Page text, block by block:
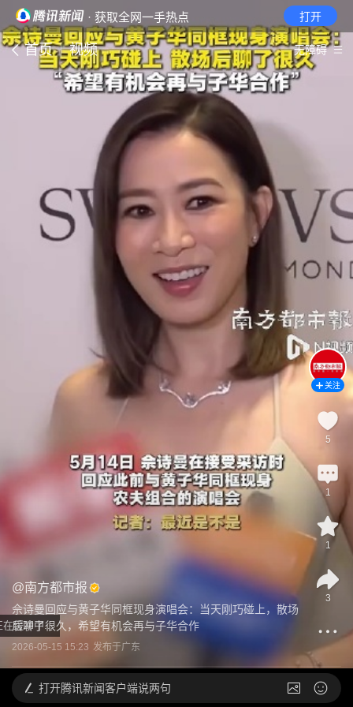
· 获取全网一手热点 打开
首页 视频 无障碍
在缓冲中...
@南方都市报
佘诗曼回应与黄子华同框现身演唱会：当天刚巧碰上，散场
后聊了很久，希望有机会再与子华合作
2026-05-15 15:23 发布于广东
关注
5
1
1
3
打开腾讯新闻客户端说两句